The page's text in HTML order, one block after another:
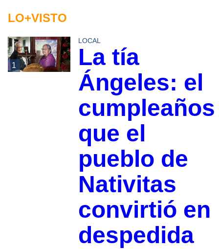
LO+VISTO
1
LOCAL
La tía
Ángeles: el
cumpleaños
que el
pueblo de
Nativitas
convirtió en
despedida